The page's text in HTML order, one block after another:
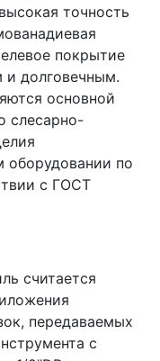
точность
покрытие
долговечным.
основной
слесарно-
оборудовании по
с ГОСТ
считается
передаваемых
с